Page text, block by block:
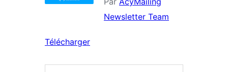
Newsletter Team
Télécharger